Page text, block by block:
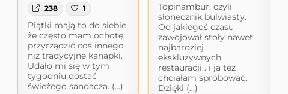
Topinambur, czyli
słonecznik bulwiasty.
Od jakiegoś czasu
zawojował stoły nawet
najbardziej
ekskluzywnych
restauracji . i ja tez
chciałam spróbować.
Dzięki (...)
238 1
Piątki mają to do siebie,
że często mam ochotę
przyrządzić coś innego
niż tradycyjne kanapki.
Udało mi się w tym
tygodniu dostać
świeżego sandacza. (...)